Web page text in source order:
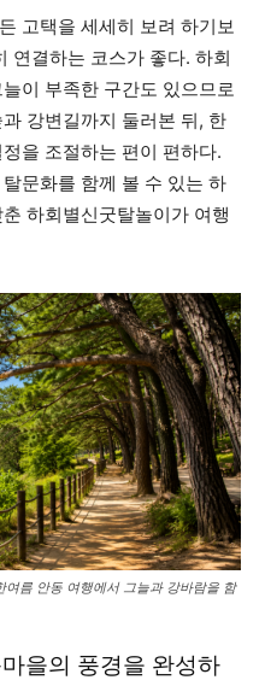
고택을 세세히 보려 하기보
연결하는 코스가 좋다. 하회
이 부족한 구간도 있으므로
강변길까지 둘러본 뒤, 한
을 조절하는 편이 편하다.
문화를 함께 볼 수 있는 하
하회별신굿탈놀이가 여행
름 안동 여행에서 그늘과 강바람을 함
을의 풍경을 완성하